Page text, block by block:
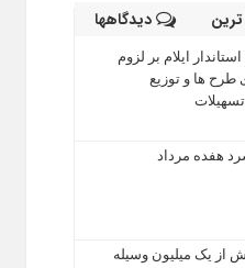
دیدگاهها
ایلام بر لزوم
طرح‌ ها و توزیع
هفده مرداد
از یک میلیون وسیله